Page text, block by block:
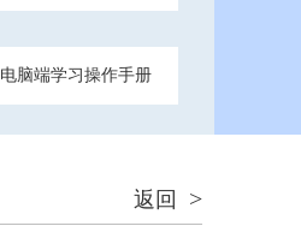
电脑端学习操作手册
返回 >